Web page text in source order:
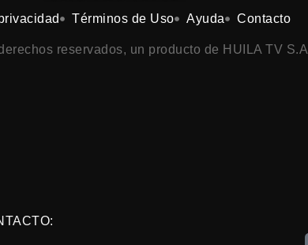
Términos de Uso Ayuda Contacto
reservados, un producto de HUILA TV